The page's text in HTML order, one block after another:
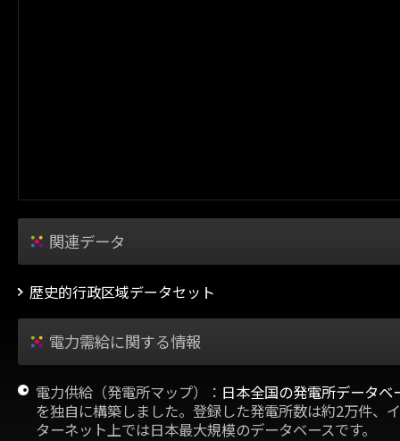
関連データ
歴史的行政区域データセット
電力需給に関する情報
電力供給（発電所マップ）： 日本全国の発電所データベ
を独自に構築しました。登録した発電所数は約2万件、
ターネット上では日本最大規模のデータベースです。